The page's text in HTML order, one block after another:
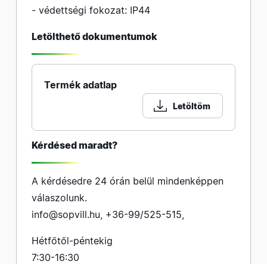
- védettségi fokozat: IP44
Letölthető dokumentumok
Termék adatlap
Letöltöm
Kérdésed maradt?
A kérdésedre 24 órán belül mindenképpen
válaszolunk.
info@sopvill.hu, +36-99/525-515,
Hétfőtől-péntekig
7:30-16:30